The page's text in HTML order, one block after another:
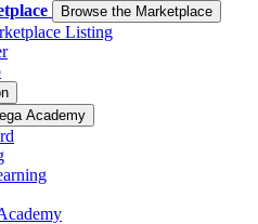
Browse the Marketplace
Listing
Academy